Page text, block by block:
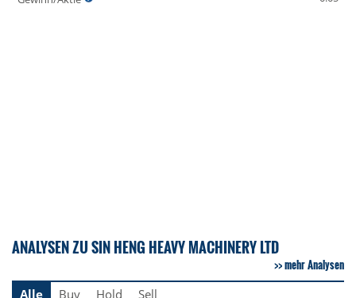
ANALYSEN ZU SIN HENG HEAVY MACHINERY LTD
mehr Analysen
Alle
Buy Hold Sell